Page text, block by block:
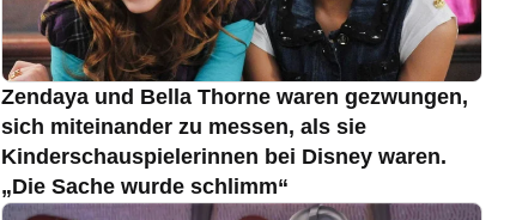
Zendaya und Bella Thorne waren gezwungen,
sich miteinander zu messen, als sie
Kinderschauspielerinnen bei Disney waren.
„Die Sache wurde schlimm“